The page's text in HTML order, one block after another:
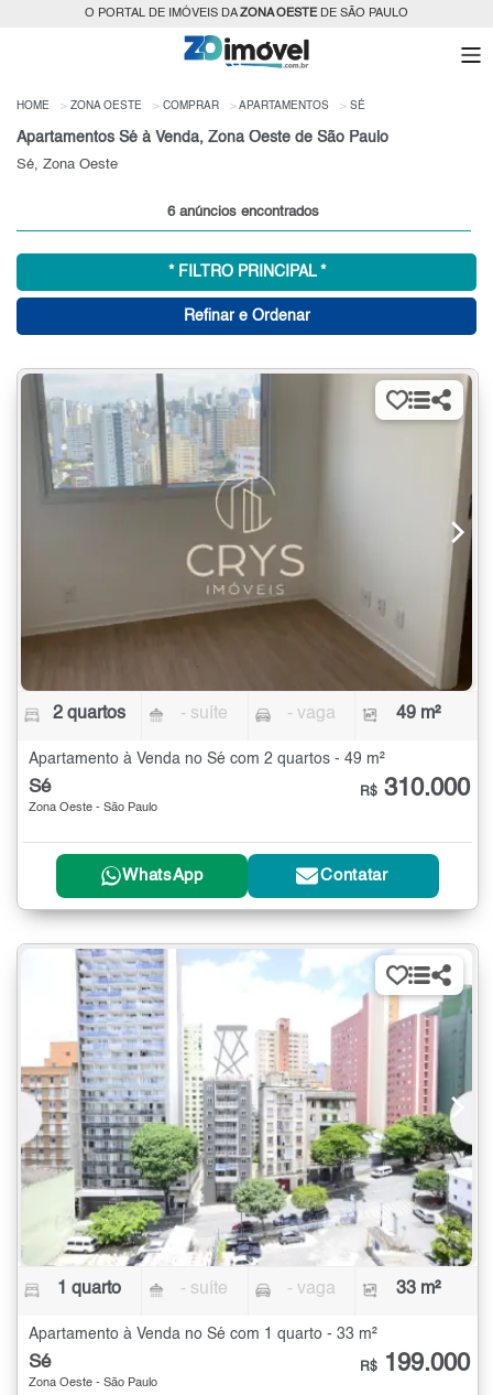
O PORTAL DE IMÓVEIS DAZONA OESTEDE SÃO PAULO
HOME ZONA OESTE COMPRAR APARTAMENTOS SÉ
Apartamentos Sé à Venda, Zona Oeste de São Paulo
Sé, Zona Oeste
6 anúncios encontrados
* FILTRO PRINCIPAL *
Refinar e Ordenar
2 quartos - suíte - vaga 49 m²
Apartamento à Venda no Sé com 2 quartos - 49 m²
Sé
Zona Oeste - São Paulo
R$ 310.000
WhatsApp Contatar
1 quarto - suíte - vaga 33 m²
Apartamento à Venda no Sé com 1 quarto - 33 m²
Sé
Zona Oeste - São Paulo
R$ 199.000